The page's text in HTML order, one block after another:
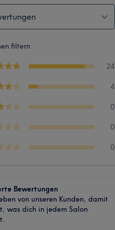
filtern
24
4
0
0
0
Bewertungen
von unseren Kunden, damit
was dich in jedem Salon